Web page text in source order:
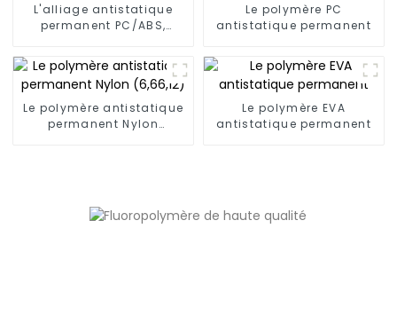
L'alliage antistatique
permanent PC/ABS,
Le polymère PC
antistatique permanent
Le polymère antistatique
permanent Nylon
Le polymère EVA
antistatique permanent